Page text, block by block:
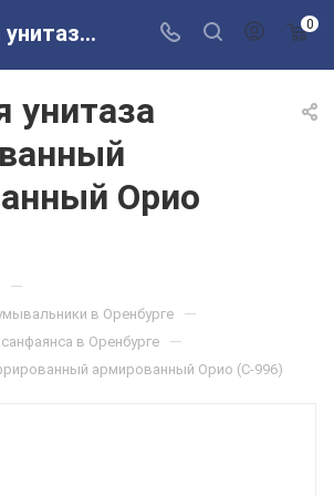
Слив для унитаза гофрированный армированный Орио (С-996) в розничных магазинах Сантехторг 0
унитаза
Орио
—
в Оренбурге —
в Оренбурге —
армированный Орио (С-996)